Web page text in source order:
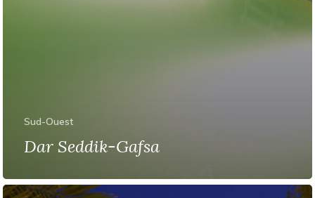
Sud-Ouest
Dar Seddik-Gafsa